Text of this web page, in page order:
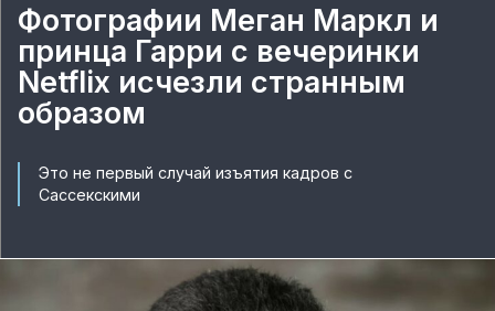
Фотографии Меган Маркл и
принца Гарри с вечеринки
Netflix исчезли странным
образом
Это не первый случай изъятия кадров с
Сассекскими